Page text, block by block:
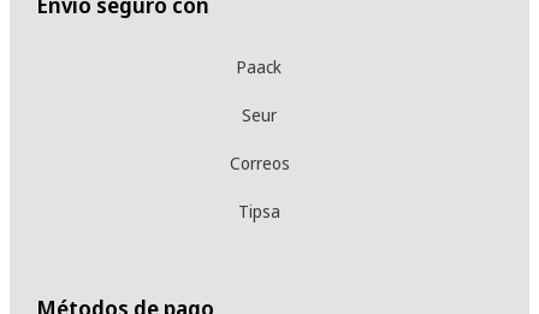
Paack
Seur
Correos
Tipsa
Métodos de pago